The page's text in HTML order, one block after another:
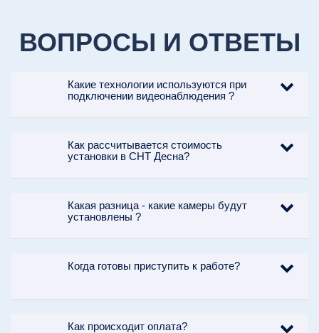
ВОПРОСЫ И ОТВЕТЫ
Какие технологии используются при
подключении видеонаблюдения ?
Как рассчитывается стоимость
установки в СНТ Десна?
Какая разница - какие камеры будут
установлены ?
Когда готовы приступить к работе?
Как происходит оплата?